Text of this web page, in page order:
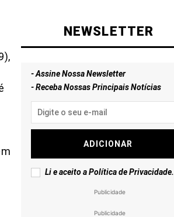
NEWSLETTER
- Assine Nossa Newsletter
- Receba Nossas Principais Notícias
ADICIONAR
Li e aceito aPolítica de Privacidade.
Publicidade
Publicidade